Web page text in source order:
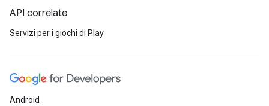
API correlate
Servizi per i giochi di Play
Android